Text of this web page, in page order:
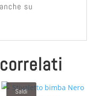
su
Saldi